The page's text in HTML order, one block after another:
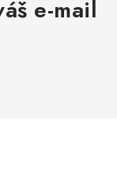
e-mail